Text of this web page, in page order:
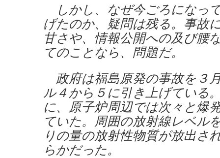
しかし、なぜ今ごろになっ
げたのか、疑問は残る。事故
甘さや、情報公開への及び腰
てのことなら、問題だ。
政府は福島原発の事故を３
ル４から５に引き上げている
に、原子炉周辺では次々と爆
ていた。周囲の放射線レベル
りの量の放射性物質が放出さ
らかだった。